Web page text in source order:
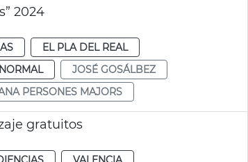
2024
EL PLA DEL REAL
NORMAL
JOSÉ GOSÁLBEZ
PERSONES MAJORS
gratuitos